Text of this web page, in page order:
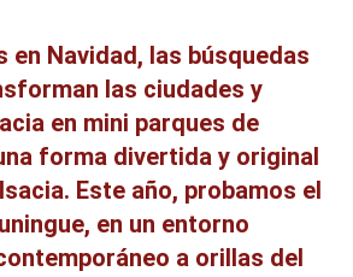
en Navidad, las búsquedas
las ciudades y
en mini parques de
forma divertida y original
Este año, probamos el
en un entorno
a orillas del